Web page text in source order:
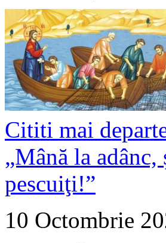
Cititi mai
„Mână la
pescuiţi!”
10 Octombrie